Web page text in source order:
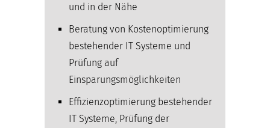
und in der Nähe
Beratung von Kostenoptimierung
bestehender IT Systeme und
Prüfung auf
Einsparungsmöglichkeiten
Effizienzoptimierung bestehender
IT Systeme, Prüfung der